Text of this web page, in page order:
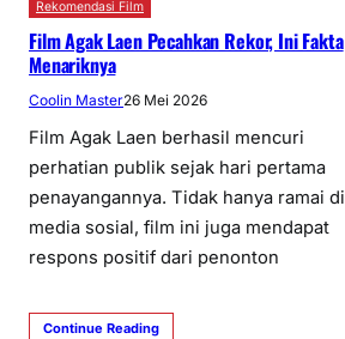
Rekomendasi Film
Film Agak Laen Pecahkan Rekor, Ini Fakta
Menariknya
Coolin Master26 Mei 2026
Film Agak Laen berhasil mencuri
perhatian publik sejak hari pertama
penayangannya. Tidak hanya ramai di
media sosial, film ini juga mendapat
respons positif dari penonton
Continue Reading